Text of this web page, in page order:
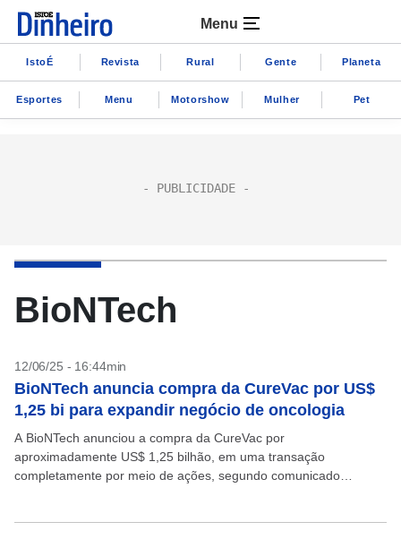
Menu
IstoÉ Revista Rural Gente Planeta
Esportes Menu Motorshow Mulher Pet
BioNTech
12/06/25 - 16:44min
BioNTech anuncia compra da CureVac por US$
1,25 bi para expandir negócio de oncologia
A BioNTech anunciou a compra da CureVac por
aproximadamente US$ 1,25 bilhão, em uma transação
completamente por meio de ações, segundo comunicado